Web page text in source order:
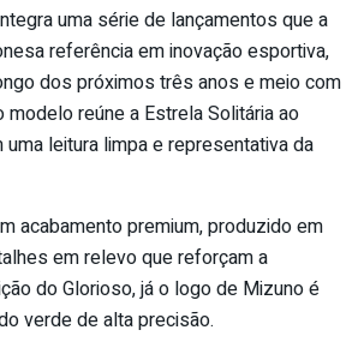
uma série de lançamentos que a
referência em inovação esportiva,
dos próximos três anos e meio com
modelo reúne a Estrela Solitária ao
uma leitura limpa e representativa da
acabamento premium, produzido em
em relevo que reforçam a
do Glorioso, já o logo de Mizuno é
verde de alta precisão.